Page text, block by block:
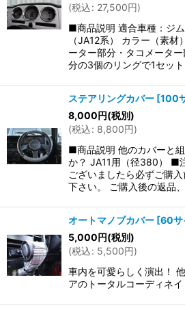
(税込: 27,500円)
■商品説明 適合車種：ジ
（JA12系） カラー（素材
ーター部分・タコメータ
分の3個のリングで1セッ
ステアリングカバー [100
8,000円(税別)
(税込: 8,800円)
■商品説明 他のカバーと
か？ JA11用（径380） ■
ございましたら必ずご購
下さい。 ご購入後の返品
オートマノブカバー [60サ
5,000円(税別)
(税込: 5,500円)
車内を可愛らしく演出！
アのトータルコーディネ